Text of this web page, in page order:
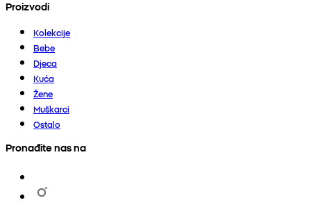
Proizvodi
Kolekcije
Bebe
Djeca
Kuća
Žene
Muškarci
Ostalo
Pronađite nas na